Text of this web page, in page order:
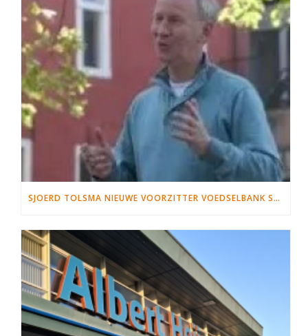
SJOERD TOLSMA NIEUWE VOORZITTER VOEDSELBANK SNEEK WYMBRITSERADIEL